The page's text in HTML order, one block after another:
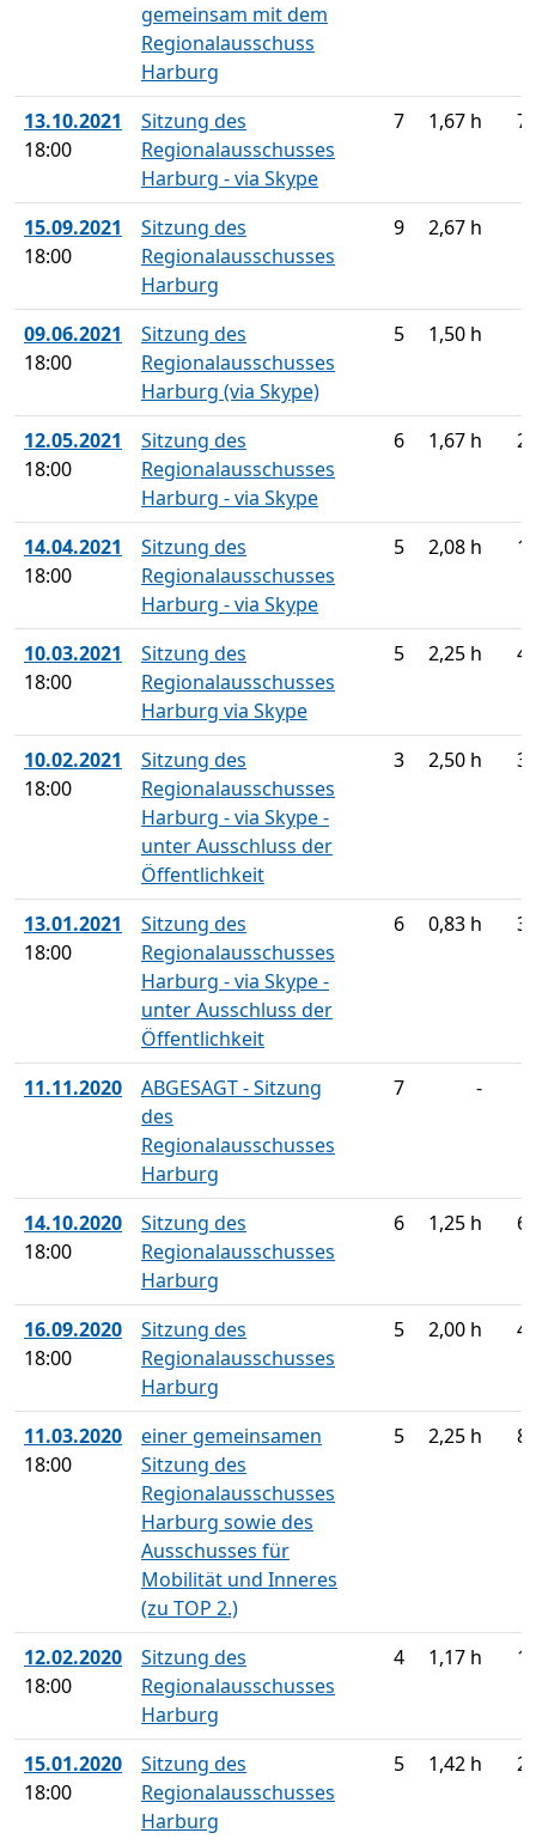
gemeinsam mit dem
Regionalausschuss
Harburg
13.10.2021
18:00
Sitzung des
Regionalausschusses
Harburg - via Skype
7 1,67 h
15.09.2021
18:00
Sitzung des
Regionalausschusses
Harburg
9 2,67 h
09.06.2021
18:00
Sitzung des
Regionalausschusses
Harburg (via Skype)
5 1,50 h
12.05.2021
18:00
Sitzung des
Regionalausschusses
Harburg - via Skype
6 1,67 h
14.04.2021
18:00
Sitzung des
Regionalausschusses
Harburg - via Skype
5 2,08 h
10.03.2021
18:00
Sitzung des
Regionalausschusses
Harburg via Skype
5 2,25 h
10.02.2021
18:00
Sitzung des
Regionalausschusses
Harburg - via Skype -
unter Ausschluss der
Öffentlichkeit
3 2,50 h
13.01.2021
18:00
Sitzung des
Regionalausschusses
Harburg - via Skype -
unter Ausschluss der
Öffentlichkeit
6 0,83 h
11.11.2020
ABGESAGT - Sitzung
des
Regionalausschusses
Harburg
7 -
14.10.2020
18:00
Sitzung des
Regionalausschusses
Harburg
6 1,25 h
16.09.2020
18:00
Sitzung des
Regionalausschusses
Harburg
5 2,00 h
11.03.2020
18:00
einer gemeinsamen
Sitzung des
Regionalausschusses
Harburg sowie des
Ausschusses für
Mobilität und Inneres
(zu TOP 2.)
5 2,25 h
12.02.2020
18:00
Sitzung des
Regionalausschusses
Harburg
4 1,17 h
15.01.2020
18:00
Sitzung des
Regionalausschusses
Harburg
5 1,42 h